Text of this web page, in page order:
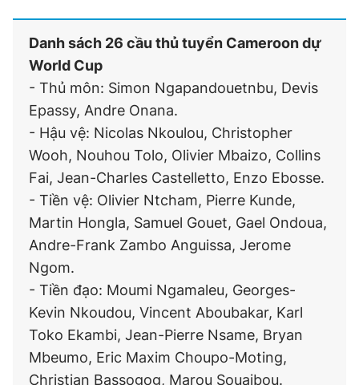
Danh sách 26 cầu thủ tuyển Cameroon dự
World Cup
- Thủ môn: Simon Ngapandouetnbu, Devis
Epassy, Andre Onana.
- Hậu vệ: Nicolas Nkoulou, Christopher
Wooh, Nouhou Tolo, Olivier Mbaizo, Collins
Fai, Jean-Charles Castelletto, Enzo Ebosse.
- Tiền vệ: Olivier Ntcham, Pierre Kunde,
Martin Hongla, Samuel Gouet, Gael Ondoua,
Andre-Frank Zambo Anguissa, Jerome
Ngom.
- Tiền đạo: Moumi Ngamaleu, Georges-
Kevin Nkoudou, Vincent Aboubakar, Karl
Toko Ekambi, Jean-Pierre Nsame, Bryan
Mbeumo, Eric Maxim Choupo-Moting,
Christian Bassogog, Marou Souaibou.